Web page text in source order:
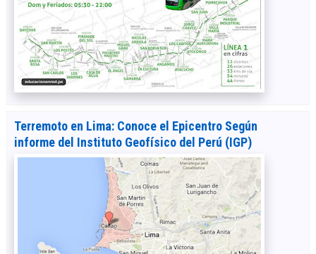
Terremoto en Lima: Conoce el Epicentro Según
informe del Instituto Geofísico del Perú (IGP)